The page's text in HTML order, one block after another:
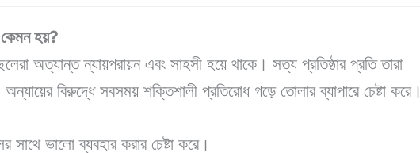
কেমন হয়?
অত্যান্ত ন্যায়পরায়ন এবং সাহসী হয়ে থাকে। সত্য প্রতিষ্ঠার প্রতি তারা
বিরুদ্ধে সবসময় শক্তিশালী প্রতিরোধ গড়ে তোলার ব্যাপারে চেষ্টা করে।
সাথে ভালো ব্যবহার করার চেষ্টা করে।